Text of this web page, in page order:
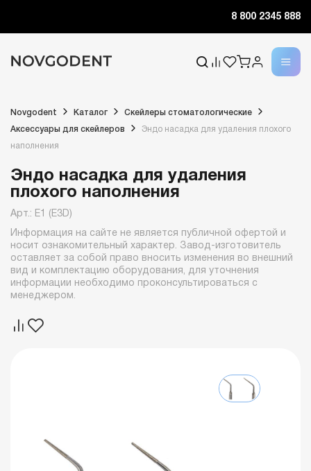
8 800 2345 888
Novgodent Каталог Скейлеры стоматологические
Аксессуары для скейлеров Эндо насадка для удаления плохого
наполнения
Эндо насадка для удаления
плохого наполнения
Арт.: E1 (E3D)
Информация на сайте не является публичной офертой и
носит ознакомительный характер. Завод-изготовитель
оставляет за собой право вносить изменения во внешний
вид и комплектацию оборудования, для уточнения
информации необходимо проконсультироваться с
менеджером.